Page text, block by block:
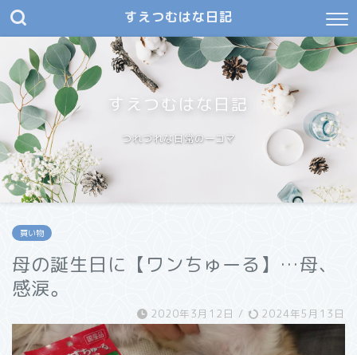
すえつむはな日記
すえつむはな日記
つれづれな日常の一コマ
買い物
母の誕生日に【ワンちゅーる】…母、
感涙。
2020年3月12日 / 2024年5月13日